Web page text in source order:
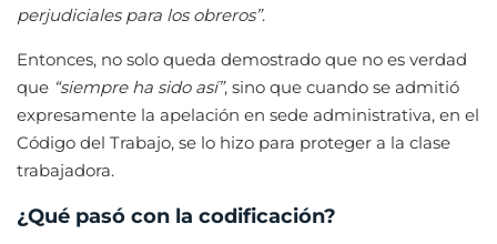
perjudiciales para los obreros”.
Entonces, no solo queda demostrado que no es verdad
que “siempre ha sido así”, sino que cuando se admitió
expresamente la apelación en sede administrativa, en el
Código del Trabajo, se lo hizo para proteger a la clase
trabajadora.
¿Qué pasó con la codificación?